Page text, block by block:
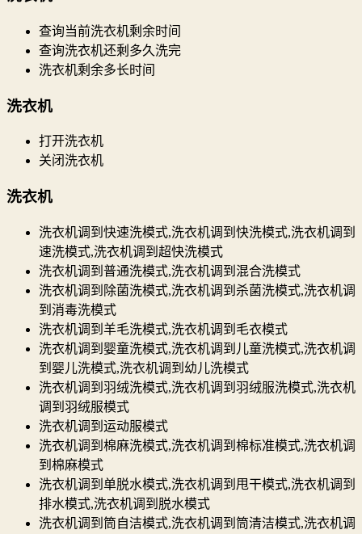
查询当前洗衣机剩余时间
查询洗衣机还剩多久洗完
洗衣机剩余多长时间
洗衣机
打开洗衣机
关闭洗衣机
洗衣机
洗衣机调到快速洗模式,洗衣机调到快洗模式,洗衣机调到
速洗模式,洗衣机调到超快洗模式
洗衣机调到普通洗模式,洗衣机调到混合洗模式
洗衣机调到除菌洗模式,洗衣机调到杀菌洗模式,洗衣机调
到消毒洗模式
洗衣机调到羊毛洗模式,洗衣机调到毛衣模式
洗衣机调到婴童洗模式,洗衣机调到儿童洗模式,洗衣机调
到婴儿洗模式,洗衣机调到幼儿洗模式
洗衣机调到羽绒洗模式,洗衣机调到羽绒服洗模式,洗衣机
调到羽绒服模式
洗衣机调到运动服模式
洗衣机调到棉麻洗模式,洗衣机调到棉标准模式,洗衣机调
到棉麻模式
洗衣机调到单脱水模式,洗衣机调到甩干模式,洗衣机调到
排水模式,洗衣机调到脱水模式
洗衣机调到筒自洁模式,洗衣机调到筒清洁模式,洗衣机调